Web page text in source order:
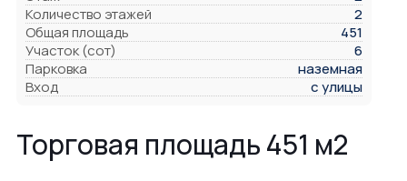
Количество этажей
2
Общая площадь
451
Участок (сот)
6
Парковка
наземная
Вход
с улицы
Торговая площадь 451 м2